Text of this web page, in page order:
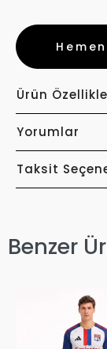
Ürün
Yorumlar
Taksit
Benzer